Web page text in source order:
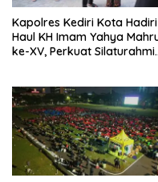
Kapolres Kediri Kota Hadiri
Haul KH Imam Yahya
ke-XV, Perkuat Silaturahmi